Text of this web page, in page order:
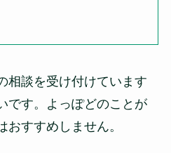
相談を受け付けています
です。よっぽどのことが
すすめしません。